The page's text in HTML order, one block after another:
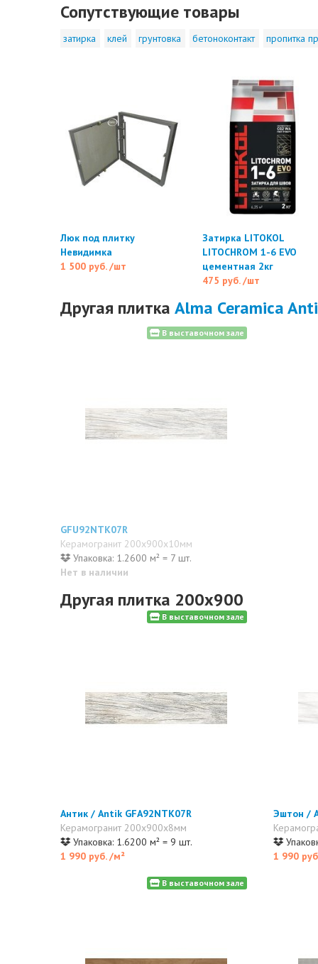
Сопутствующие товары
затирка клей грунтовка бетоноконтакт пропитка
Люк под плитку
Невидимка
1 500 руб./шт
Затирка LITOKOL
LITOCHROM 1-6 EVO
цементная 2кг
475 руб./шт
Другая плитка Alma Ceramica
В выставочном зале
GFU92NTK07R
Керамогранит 200x900x10мм
Упаковка: 1.2600 м² = 7 шт.
Нет в наличии
Другая плитка 200x900
В выставочном зале
Антик / Antik GFA92NTK07R
Керамогранит 200x900x8мм
Упаковка: 1.6200 м² = 9 шт.
1 990 руб./м²
Эштон /
1 990
В выставочном зале